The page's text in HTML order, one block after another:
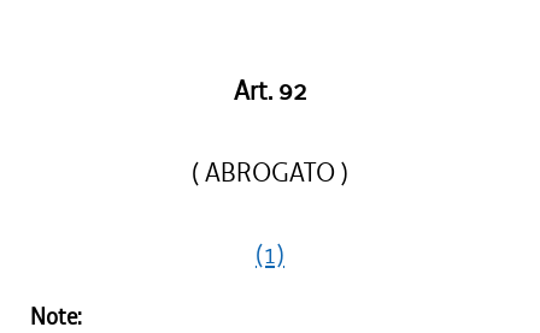
Art. 92
( ABROGATO )
(1)
Note: